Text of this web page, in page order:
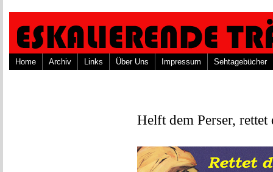
Home Archiv Links Über Uns Impressum Sehtagebücher
Helft dem Perser,